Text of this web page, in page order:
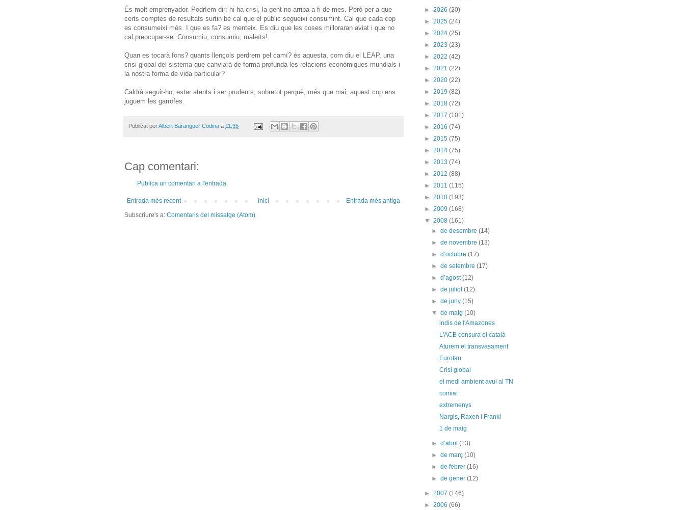
És molt emprenyador. Podríem dir: hi ha crisi, la gent no arriba a fi de mes. Però per a que
certs comptes de resultats surtin bé cal que el públic segueixi consumint. Cal que cada cop
es consumeixi més. I que es fa? es menteix. Es diu que les coses milloraran aviat i que no
cal preocupar-se. Consumiu, consumiu, maleïts!
Quan es tocarà fons? quants llençols perdrem pel camí? és aquesta, com diu el LEAP, una
crisi global del sistema que canviarà de forma profunda les relacions econòmiques mundials i
la nostra forma de vida particular?
Caldrà seguir-ho, estar atents i ser prudents, sobretot perquè, més que mai, aquest cop ens
juguem les garrofes.
Publicat perAlbert Baranguer Codina a 11:35
Cap comentari:
Publica un comentari a l'entrada
Entrada més recent Entrada més antiga
Inici
Subscriure's a: Comentaris del missatge (Atom)
► 2026 (20)
► 2025 (24)
► 2024 (25)
► 2023 (23)
► 2022 (42)
► 2021 (22)
► 2020 (22)
► 2019 (82)
► 2018 (72)
► 2017 (101)
► 2016 (74)
► 2015 (75)
► 2014 (75)
► 2013 (74)
► 2012 (88)
► 2011 (115)
► 2010 (193)
► 2009 (168)
▼ 2008 (161)
►de desembre(14)
►de novembre(13)
►d’octubre(17)
►de setembre(17)
►d’agost(12)
►de juliol(12)
►de juny(15)
▼de maig(10)
indis de l'Amazones
L'ACB censura el català
Aturem el transvasament
Eurofan
Crisi global
el medi ambient avui al TN
comiat
extremenys
Nargis, Raxen i Franki
1 de maig
►d’abril(13)
►de març(10)
►de febrer(16)
►de gener(12)
► 2007 (146)
► 2006 (66)